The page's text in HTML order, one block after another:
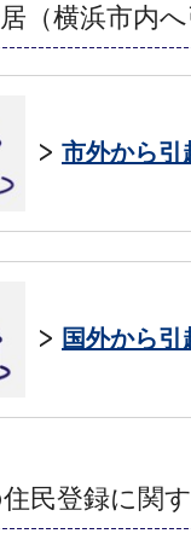
（横浜市内へ
市外から引
国外から引
民登録に関